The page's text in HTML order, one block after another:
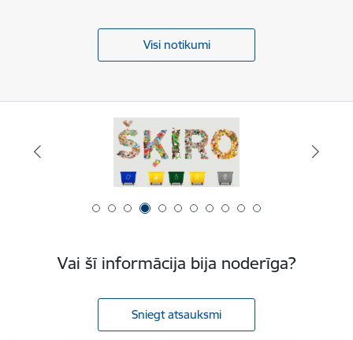
Visi notikumi
Vai šī informācija bija noderīga?
Sniegt atsauksmi